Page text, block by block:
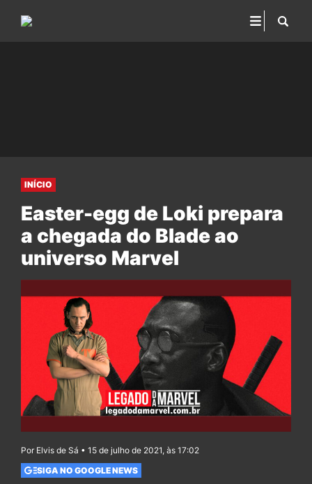
INÍCIO
Easter-egg de Loki prepara
a chegada do Blade ao
universo Marvel
Por Elvis de Sá • 15 de julho de 2021, às 17:02
SIGA NO GOOGLE NEWS